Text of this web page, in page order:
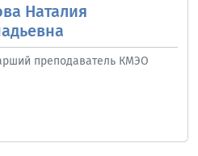
Наталия
преподаватель КМЭО